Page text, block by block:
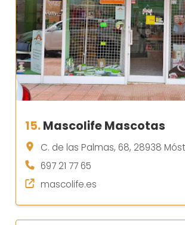
15.Mascolife Mascotas
C. de las Palmas, 68, 28938
697 21 77 65
mascolife.es